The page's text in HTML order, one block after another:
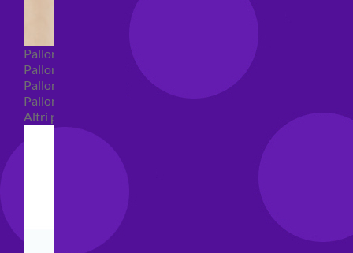
Palloncini Bubble
Palloncini numeri e lettere
Palloncini numeri e lettere piccoli
Palloncini numeri e lettere grandi
Altri palloncini numeri e lettere